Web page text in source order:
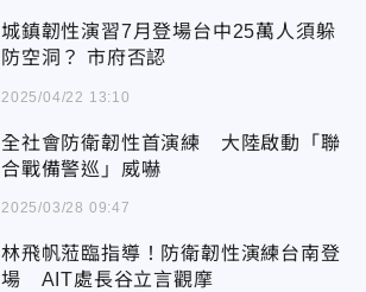
城鎮韌性演習7月登場台中25萬人須躲
防空洞？ 市府否認
2025/04/22 13:10
全社會防衛韌性首演練 大陸啟動「聯
合戰備警巡」威嚇
2025/03/28 09:47
林飛帆蒞臨指導！防衛韌性演練台南登
場 AIT處長谷立言觀摩